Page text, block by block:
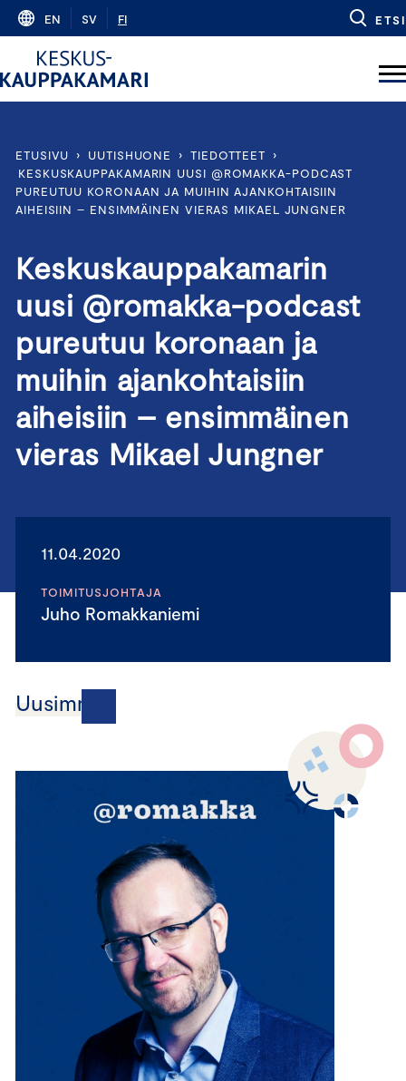
Skip
content
EN SV FI ETSI
ETUSIVU › UUTISHUONE › TIEDOTTEET
›
KESKUSKAUPPAKAMARIN UUSI @ROMAKKA-PODCAST
PUREUTUU KORONAAN JA MUIHIN AJANKOHTAISIIN
AIHEISIIN – ENSIMMÄINEN VIERAS MIKAEL JUNGNER
Keskuskauppakamarin
uusi @romakka-podcast
pureutuu koronaan ja
muihin ajankohtaisiin
aiheisiin – ensimmäinen
vieras Mikael Jungner
11.04.2020
TOIMITUSJOHTAJA
Juho Romakkaniemi
Uusimmat